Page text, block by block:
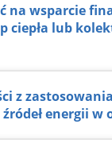
ciepła lub
energii w